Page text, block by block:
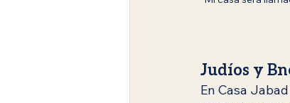
Judíos y
En Casa